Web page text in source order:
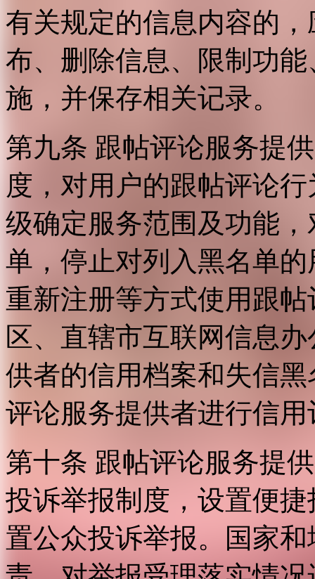
有关规定的信息内容的
布、删除信息、限制功
施，并保存相关记录。
第九条 跟帖评论服务提
度，对用户的跟帖评论
级确定服务范围及功能
单，停止对列入黑名单
重新注册等方式使用跟
区、直辖市互联网信息
供者的信用档案和失信
评论服务提供者进行信用
第十条 跟帖评论服务提
投诉举报制度，设置便
置公众投诉举报。国家